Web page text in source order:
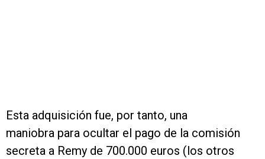
Esta adquisición fue, por tanto, una
maniobra para ocultar el pago de la comisión
secreta a Remy de 700.000 euros (los otros